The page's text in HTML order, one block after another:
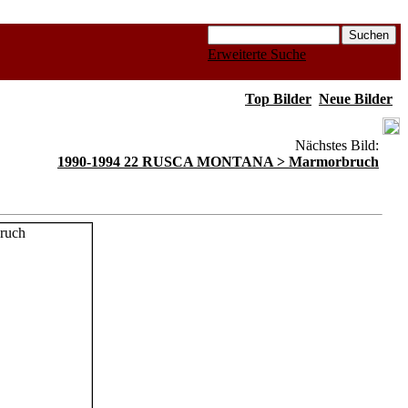
Erweiterte Suche
Top Bilder Neue Bilder
Nächstes Bild:
1990-1994 22 RUSCA MONTANA > Marmorbruch